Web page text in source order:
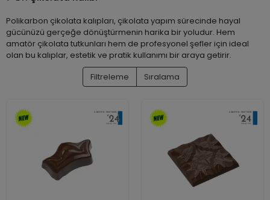
Polikarbon çikolata kalıpları, çikolata yapım sürecinde hayal
gücünüzü gerçeğe dönüştürmenin harika bir yoludur. Hem
amatör çikolata tutkunları hem de profesyonel şefler için ideal
olan bu kalıplar, estetik ve pratik kullanımı bir araya getirir.
Filtreleme
Sıralama